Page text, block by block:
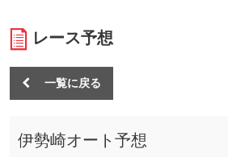
レース予想
一覧に戻る
伊勢崎オート予想